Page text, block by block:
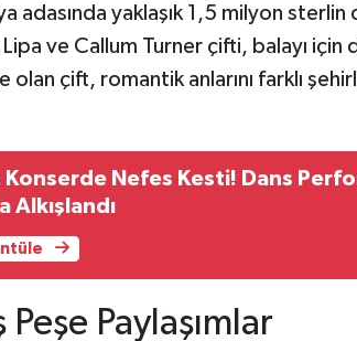
adasında yaklaşık 1,5 milyon
ve Callum Turner çifti, balayı için
çift, romantik anlarını farklı
Konserde Nefes Kesti! Dans
Alkışlandı
Paylaşımlar